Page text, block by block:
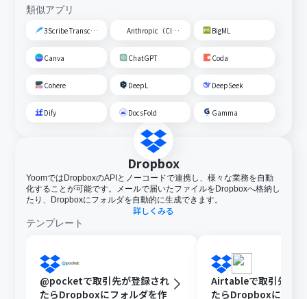
類似アプリ
3Scribe Transcription Anthropic（Claude） BigML
Canva ChatGPT Coda
Cohere DeepL DeepSeek
Dify DocsFold Gamma
Dropbox
YoomではDropboxのAPIとノーコードで連携し、様々な業務を自動
化することが可能です。メールで届いたファイルをDropboxへ格納し
たり、Dropboxにフォルダを自動的に生成できます。
詳しくみる
テンプレート
@pocketで取引先が登録され
たらDropboxにフォルダを作
Airtableで取引先が
たらDropboxにフォ